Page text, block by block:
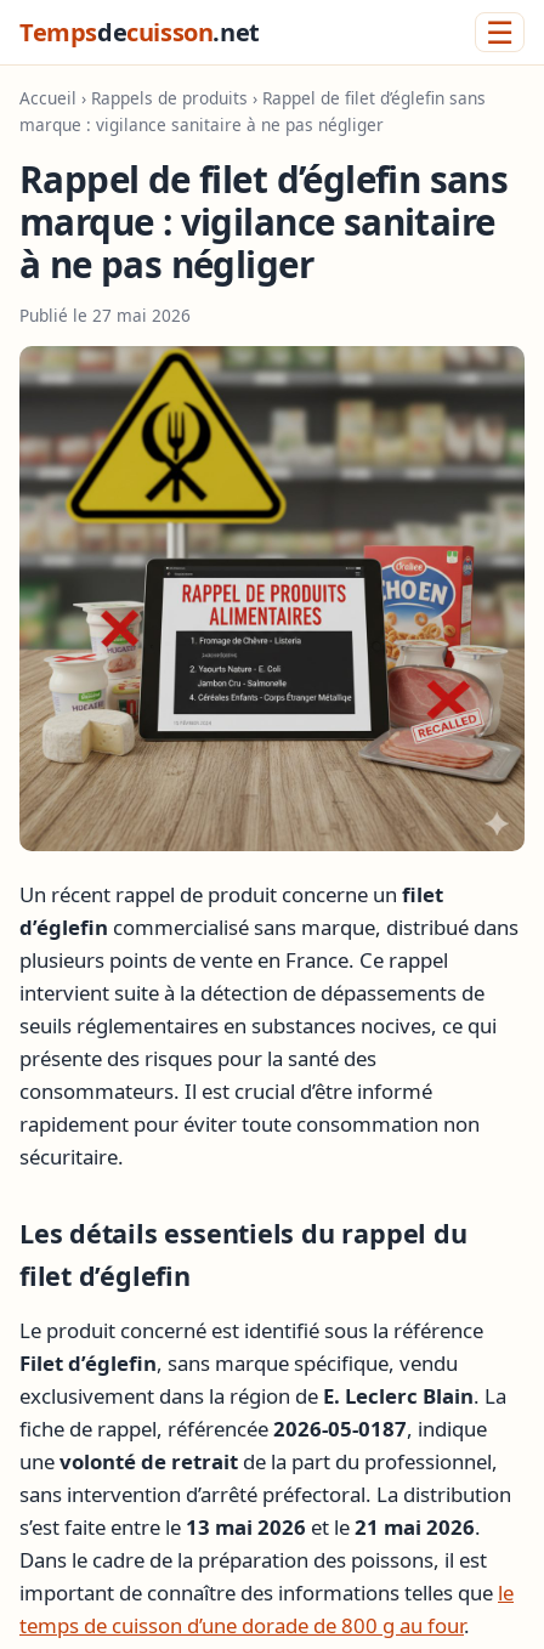
Tempsdecuisson.net ☰
Accueil › Rappels de produits › Rappel de filet d’églefin sans
marque : vigilance sanitaire à ne pas négliger
Rappel de filet d’églefin sans
marque : vigilance sanitaire
à ne pas négliger
Publié le 27 mai 2026
Un récent rappel de produit concerne un filet
d’églefin commercialisé sans marque, distribué dans
plusieurs points de vente en France. Ce rappel
intervient suite à la détection de dépassements de
seuils réglementaires en substances nocives, ce qui
présente des risques pour la santé des
consommateurs. Il est crucial d’être informé
rapidement pour éviter toute consommation non
sécuritaire.
Les détails essentiels du rappel du
filet d’églefin
Le produit concerné est identifié sous la référence
Filet d’églefin, sans marque spécifique, vendu
exclusivement dans la région de E. Leclerc Blain. La
fiche de rappel, référencée2026-05-0187, indique
unevolonté de retrait de la part du professionnel,
sans intervention d’arrêté préfectoral. La distribution
s’est faite entre le 13 mai 2026 et le21 mai 2026.
Dans le cadre de la préparation des poissons, il est
important de connaître des informations telles que le
temps de cuisson d’une dorade de 800 g au four.